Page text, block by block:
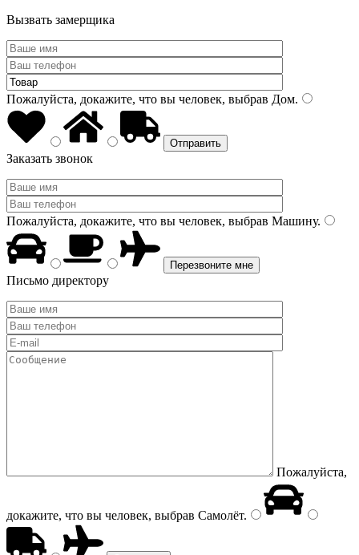
Вызвать замерщика
Пожалуйста, докажите, что вы человек, выбрав Дом.
Заказать звонок
Пожалуйста, докажите, что вы человек, выбрав Машину.
Письмо директору
Пожалуйста,
докажите, что вы человек, выбрав Самолёт.